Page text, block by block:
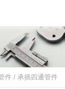
件 / 承插四通管件